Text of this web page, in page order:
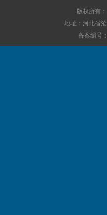
版权所有
地址：河北省
备案编号